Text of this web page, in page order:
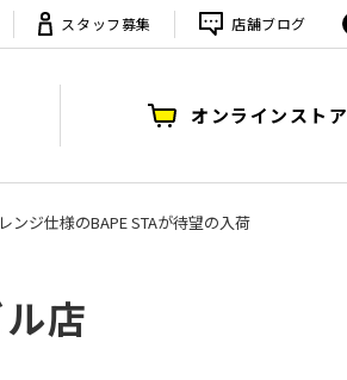
スタッフ募集 店舗ブログ
オンラインストア
ンジ仕様のBAPE STAが待望の入荷
店